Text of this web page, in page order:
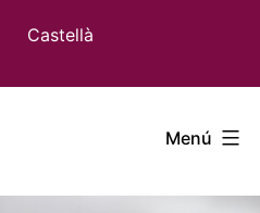
Castellà
Menú